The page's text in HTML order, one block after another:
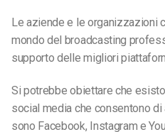
Le aziende e le organizzazioni
mondo del broadcasting
supporto delle migliori
Si potrebbe obiettare che
social media che consentono di
sono Facebook, Instagram e